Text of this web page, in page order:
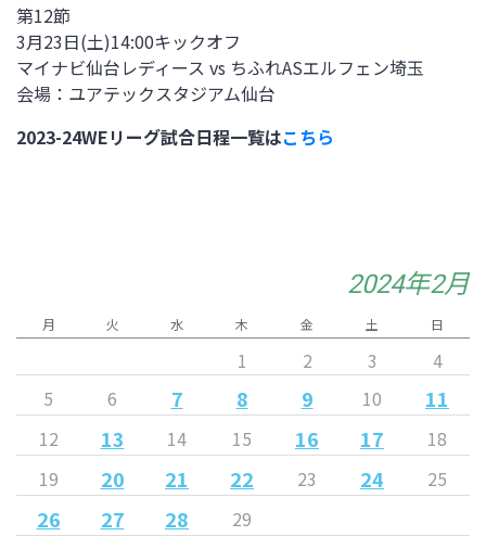
第12節
3月23日(土)14:00キックオフ
マイナビ仙台レディース vs ちふれASエルフェン埼玉
会場：ユアテックスタジアム仙台
2023-24WEリーグ試合日程一覧はこちら
2024年2月
月 火 水 木 金 土 日
1 2 3
4
5
6 7 8 9 10 11
12 13 14 15 16 17
18
19
20 21 22 23 24 25
26 27 28 29